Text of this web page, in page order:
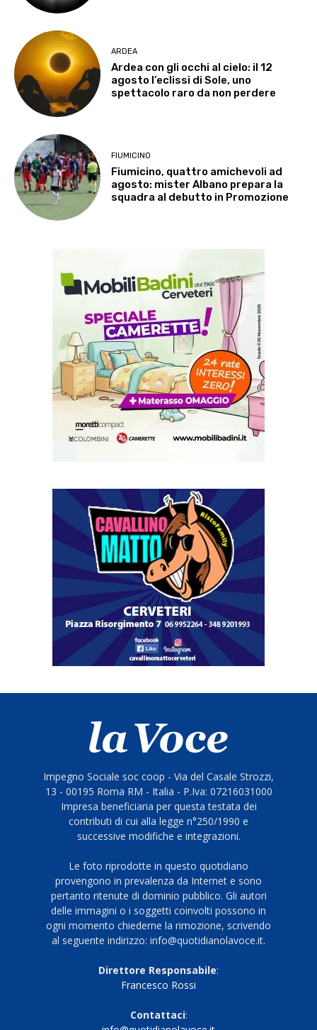
ARDEA
Ardea con gli occhi al cielo: il 12
agosto l’eclissi di Sole, uno
spettacolo raro da non perdere
FIUMICINO
Fiumicino, quattro amichevoli ad
agosto: mister Albano prepara la
squadra al debutto in Promozione
Impegno Sociale soc coop - Via del Casale Strozzi,
13 - 00195 Roma RM - Italia - P.Iva: 07216031000
Impresa beneficiaria per questa testata dei
contributi di cui alla legge n°250/1990 e
successive modifiche e integrazioni.
Le foto riprodotte in questo quotidiano
provengono in prevalenza da Internet e sono
pertanto ritenute di dominio pubblico. Gli autori
delle immagini o i soggetti coinvolti possono in
ogni momento chiederne la rimozione, scrivendo
al seguente indirizzo: info@quotidianolavoce.it.
Direttore Responsabile:
Francesco Rossi
Contattaci: